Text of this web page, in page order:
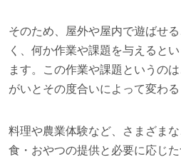
そのため、屋外や屋内で遊ばせ
く、何か作業や課題を与えると
ます。この作業や課題というの
がいとその度合いによって変わる
料理や農業体験など、さまざま
食・おやつの提供と必要に応じ